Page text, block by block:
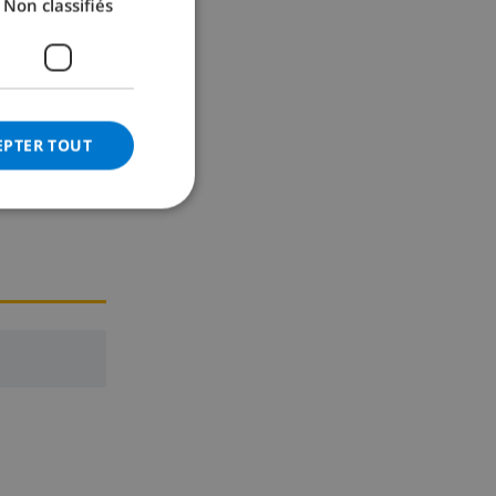
2
CATALAN
DANISH
Non classifiés
TOUT